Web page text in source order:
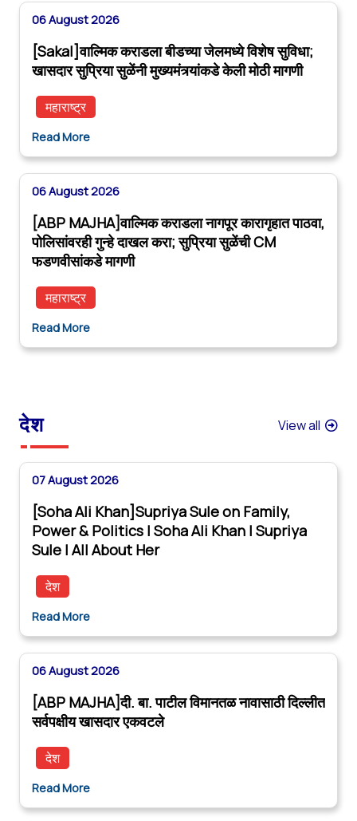
06 August 2026
[Sakal]वाल्मिक कराडला बीडच्या जेलमध्ये विशेष सुविधा;
खासदार सुप्रिया सुळेंनी मुख्यमंत्र्यांकडे केली मोठी मागणी
महाराष्ट्र
Read More
06 August 2026
[ABP MAJHA]वाल्मिक कराडला नागपूर कारागृहात पाठवा,
पोलिसांवरही गुन्हे दाखल करा; सुप्रिया सुळेंची CM
फडणवीसांकडे मागणी
महाराष्ट्र
Read More
देश View all
07 August 2026
[Soha Ali Khan]Supriya Sule on Family,
Power & Politics | Soha Ali Khan | Supriya
Sule | All About Her
देश
Read More
06 August 2026
[ABP MAJHA]दी. बा. पाटील विमानतळ नावासाठी दिल्लीत
सर्वपक्षीय खासदार एकवटले
देश
Read More